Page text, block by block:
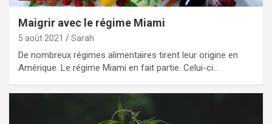
Maigrir avec le régime Miami
5 août 2021 Sarah
De nombreux régimes alimentaires tirent leur origine en
Amérique. Le régime Miami en fait partie. Celui-ci…